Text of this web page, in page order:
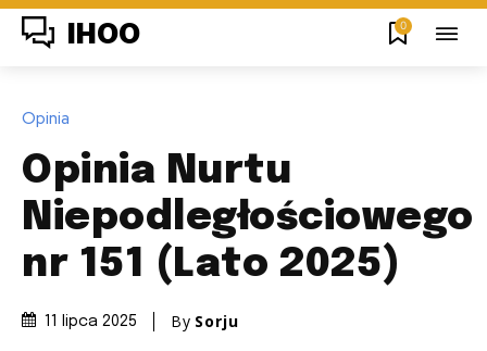
IHOO 0
Opinia
Opinia Nurtu
Niepodległościowego
nr 151 (Lato 2025)
11 lipca 2025 By Sorju